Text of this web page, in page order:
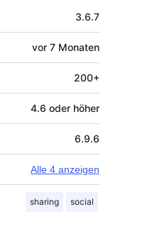
3.6.7
vor 7 Monaten
200+
4.6 oder höher
6.9.6
Alle 4 anzeigen
sharing social